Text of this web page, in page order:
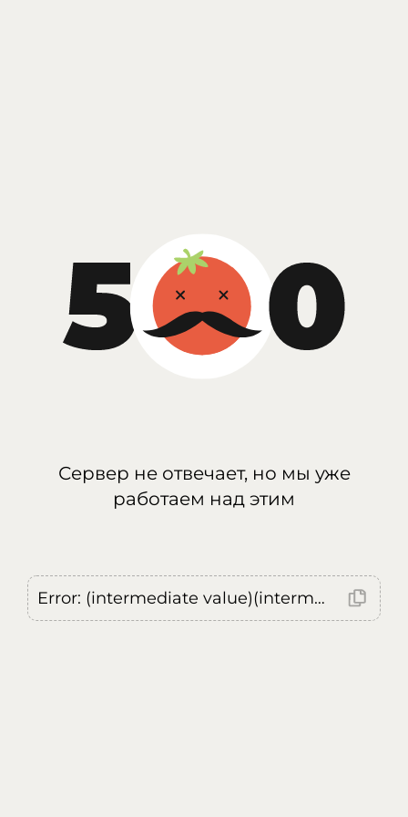
Сервер не отвечает, но мы уже
работаем над этим
Error: (intermediate value)(intermediate value)(intermediate value).replaceAll is not a function